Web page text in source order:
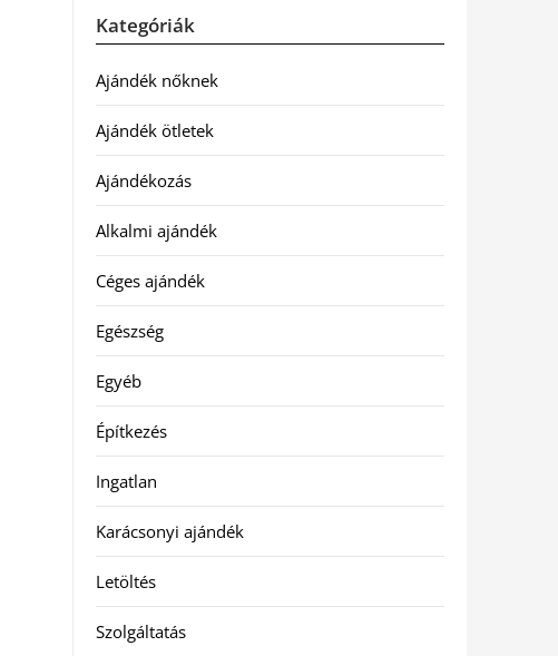
Kategóriák
Ajándék nőknek
Ajándék ötletek
Ajándékozás
Alkalmi ajándék
Céges ajándék
Egészség
Egyéb
Építkezés
Ingatlan
Karácsonyi ajándék
Letöltés
Szolgáltatás